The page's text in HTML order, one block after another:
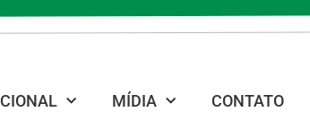
MÍDIA CONTATO